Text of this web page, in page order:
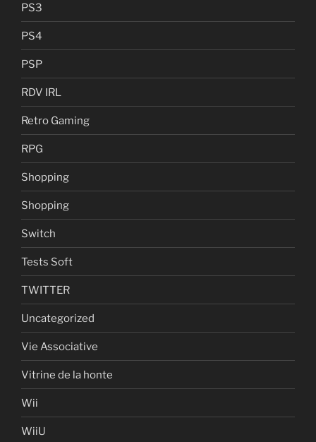
PS3
PS4
PSP
RDV IRL
Retro Gaming
RPG
Shopping
Shopping
Switch
Tests Soft
TWITTER
Uncategorized
Vie Associative
Vitrine de la honte
Wii
WiiU